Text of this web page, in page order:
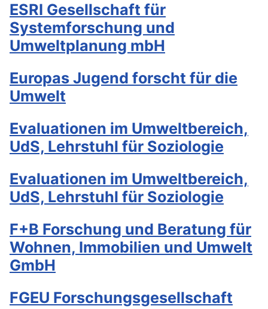
ESRI Gesellschaft für
Systemforschung und
Umweltplanung mbH
Europas Jugend forscht für die
Umwelt
Evaluationen im Umweltbereich,
UdS, Lehrstuhl für Soziologie
Evaluationen im Umweltbereich,
UdS, Lehrstuhl für Soziologie
F+B Forschung und Beratung für
Wohnen, Immobilien und Umwelt
GmbH
FGEU Forschungsgesellschaft